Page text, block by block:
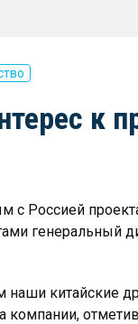
к
с Россией
генеральный
китайские
компании,